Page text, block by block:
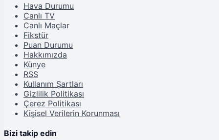
Hava Durumu
Canlı TV
Canlı Maçlar
Fikstür
Puan Durumu
Hakkımızda
Künye
RSS
Kullanım Şartları
Gizlilik Politikası
Çerez Politikası
Kişisel Verilerin Korunması
Bizi takip edin